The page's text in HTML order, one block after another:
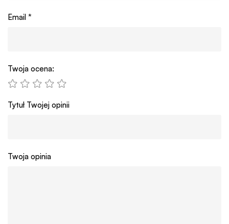
Email *
Twoja ocena:
Tytuł Twojej opinii
Twoja opinia